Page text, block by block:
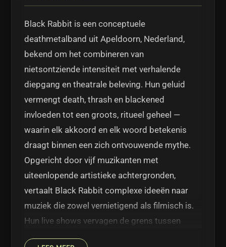
Black Rabbit is een conceptuele
deathmetalband uit Apeldoorn, Nederland,
bekend om het combineren van
nietsontziende intensiteit met verhalende
diepgang en theatrale beleving. Hun geluid
vermengt death, thrash en blackened
invloeden tot een groots, ritueel geheel —
waarin elk akkoord en elk woord betekenis
draagt binnen een zich ontvouwende mythe.
Opgericht door vijf muzikanten met
uiteenlopende artistieke achtergronden,
vertaalt Black Rabbit complexe ideeën naar
muziek die zowel vernietigend als filmisch is.
Hun live shows vervagen de grens tussen
concert en ceremonie: gehuld in licht, rook en